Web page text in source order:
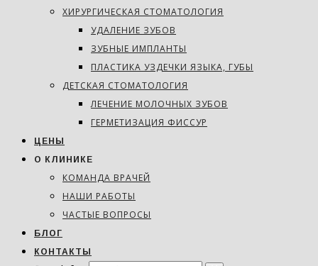
ХИРУРГИЧЕСКАЯ СТОМАТОЛОГИЯ
УДАЛЕНИЕ ЗУБОВ
ЗУБНЫЕ ИМПЛАНТЫ
ПЛАСТИКА УЗДЕЧКИ ЯЗЫКА, ГУБЫ
ДЕТСКАЯ СТОМАТОЛОГИЯ
ЛЕЧЕНИЕ МОЛОЧНЫХ ЗУБОВ
ГЕРМЕТИЗАЦИЯ ФИССУР
ЦЕНЫ
О КЛИНИКЕ
КОМАНДА ВРАЧЕЙ
НАШИ РАБОТЫ
ЧАСТЫЕ ВОПРОСЫ
БЛОГ
КОНТАКТЫ